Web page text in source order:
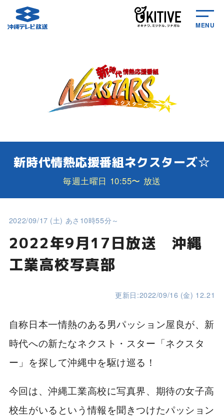
MENU
新時代情熱応援番組ネクスターズ☆
毎週土曜日 10:55〜 放送
2022/09/17 (土) あさ10時55分～
2022年9月17日放送 沖縄
工業高校写真部
更新日:2022/09/16 (金) 12.21
自称日本一情熱のある男パッション屋良が、新
時代への新たなネクスト・スター「ネクスタ
ー」を探して沖縄中を駆け巡る！
今回は、沖縄工業高校に写真界、期待の女子高
校生がいるという情報を聞きつけたパッション